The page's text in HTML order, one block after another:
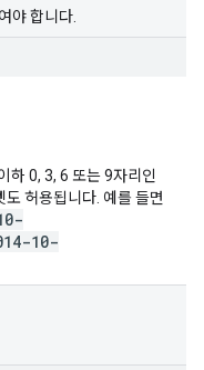
야 합니다.
하 0, 3, 6 또는 9자리인
허용됩니다. 예를 들면
10-